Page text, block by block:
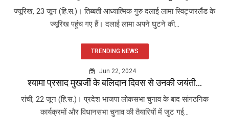
ज्यूरिख, 23 जून (हि.स.)। तिब्बती आध्यात्मिक गुरु दलाई लामा स्विट्जरलैंड के
ज्यूरिख पहुंच गए हैं। दलाई लामा अपने घुटने की...
TRENDING NEWS
Jun 22, 2024
श्यामा प्रसाद मुखर्जी के बलिदान दिवस से उनकी जयंती...
रांची, 22 जून (हि.स.)। प्रदेश भाजपा लोकसभा चुनाव के बाद सांगठनिक
कार्यक्रमों और विधानसभा चुनाव की तैयारियों में जुट गई...